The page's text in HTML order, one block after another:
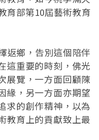
育部第10屆藝術教育
返鄉，告別這個陪伴
這重要的時刻，佛光
展覽，一方面回顧陳
緣，另一方面亦期望
求的創作精神，以為
教育上的貢獻致上最